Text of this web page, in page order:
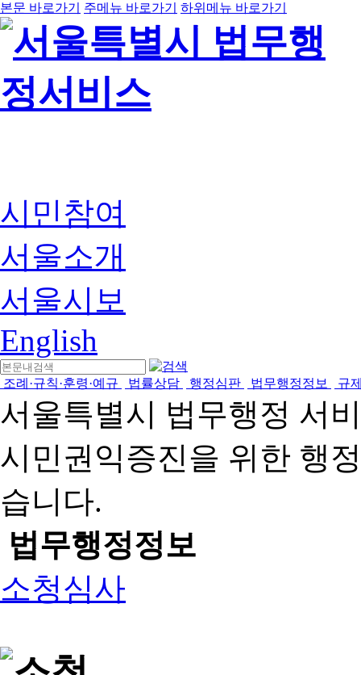
본문 바로가기 주메뉴 바로가기 하위메뉴 바로가기
시민참여
서울소개
서울시보
English
조례·규칙·훈령·예규 법률상담 행정심판 법무행정정보 규
서울특별시 법무행정 서
시민권익증진을 위한 행
습니다.
법무행정정보
소청심사